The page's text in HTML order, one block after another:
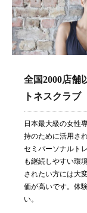
全国2000店舗
トネスクラブ
日本最大級の女性
持のために活用さ
セミパーソナルト
も継続しやすい環
されたい方には大
価が高いです。体
い。